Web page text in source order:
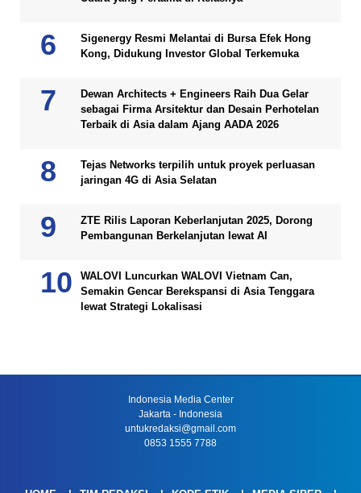
Sigenergy Resmi Melantai di Bursa Efek Hong
Kong, Didukung Investor Global Terkemuka
Dewan Architects + Engineers Raih Dua Gelar
sebagai Firma Arsitektur dan Desain Perhotelan
Terbaik di Asia dalam Ajang AADA 2026
Tejas Networks terpilih untuk proyek perluasan
jaringan 4G di Asia Selatan
ZTE Rilis Laporan Keberlanjutan 2025, Dorong
Pembangunan Berkelanjutan lewat AI
WALOVI Luncurkan WALOVI Vietnam Can,
Semakin Gencar Berekspansi di Asia Tenggara
lewat Strategi Lokalisasi
Indonesia Media Center
Jakarta - Indonesia
untukredaksi@gmail.com
0853 1555 7788